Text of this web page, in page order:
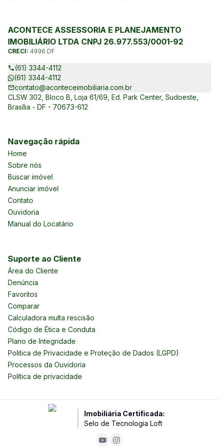
ACONTECE ASSESSORIA E PLANEJAMENTO
IMOBILIÁRIO LTDA CNPJ 26.977.553/0001-92
CRECI: 4996 DF
(61) 3344-4112
(61) 3344-4112
contato@aconteceimobiliaria.com.br
CLSW 302, Bloco B, Loja 61/69, Ed. Park Center, Sudoeste,
Brasília - DF - 70673-612
Navegação rápida
Home
Sobre nós
Buscar imóvel
Anunciar imóvel
Contato
Ouvidoria
Manual do Locatário
Suporte ao Cliente
Área do Cliente
Denúncia
Favoritos
Comparar
Calculadora multa rescisão
Código de Ética e Conduta
Plano de Integridade
Politica de Privacidade e Proteção de Dados (LGPD)
Processos da Ouvidoria
Política de privacidade
Imobiliária Certificada:
Selo de Tecnologia Loft